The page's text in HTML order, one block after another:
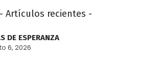
- Artículos recientes -
DE ESPERANZA
6, 2026